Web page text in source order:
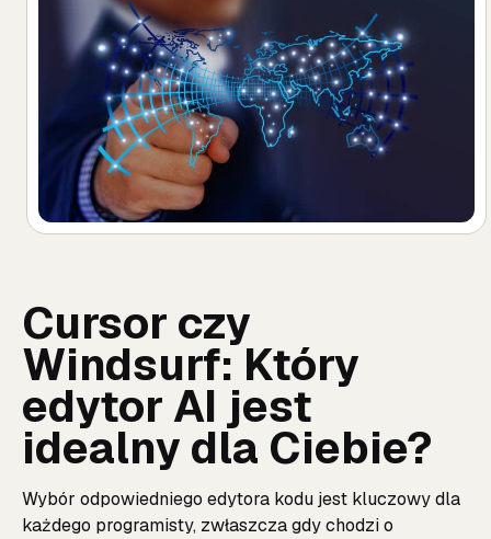
Cursor czy
Windsurf: Który
edytor AI jest
idealny dla Ciebie?
Wybór odpowiedniego edytora kodu jest kluczowy dla
każdego programisty, zwłaszcza gdy chodzi o